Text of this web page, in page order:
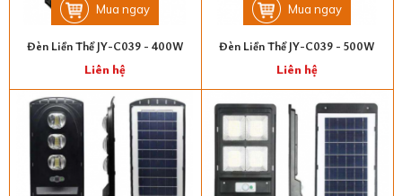
Mua ngay
Đèn Liền Thể JY-C039 - 400W
Liên hệ
Mua ngay
Đèn Liền Thể JY-C039 - 500W
Liên hệ